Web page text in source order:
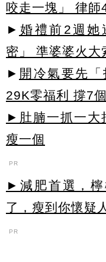
咬走一塊」 律師
► 婚禮前2週她
密」 準婆婆火大
► 開冷氣要先
29K零福利 撐7
►肚腩一抓一大
瘦一個
PR
►減肥首選，
了，瘦到你懷疑
PR